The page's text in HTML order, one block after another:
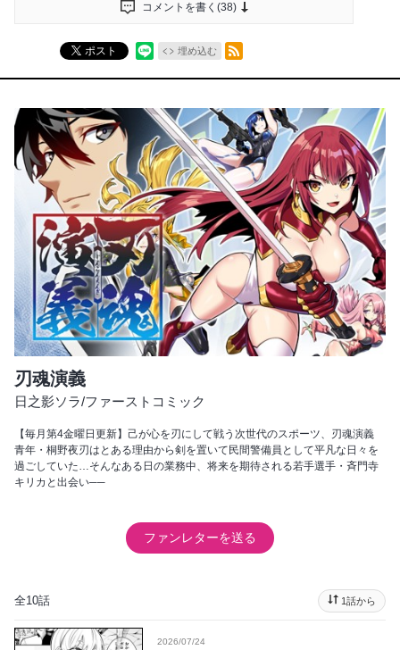
コメントを書く(38)
ポスト 埋め込む
RSSフィード
刃魂演義
日之影ソラ/ファーストコミック
【毎月第4金曜日更新】己が心を刃にして戦う次世代のスポーツ、刃魂演義
青年・桐野夜刃はとある理由から剣を置いて民間警備員として平凡な日々を
過ごしていた…そんなある日の業務中、将来を期待される若手選手・斉門寺
キリカと出会い──
ファンレターを送る
全10話 1話から
2026/07/24